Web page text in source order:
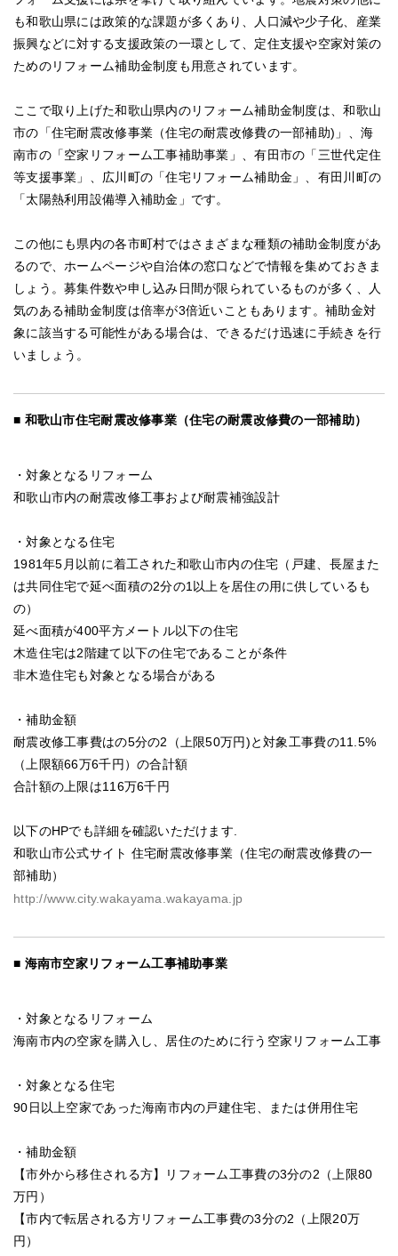
も和歌山県には政策的な課題が多くあり、人口減や少子化、産業
振興などに対する支援政策の一環として、定住支援や空家対策の
ためのリフォーム補助金制度も用意されています。
ここで取り上げた和歌山県内のリフォーム補助金制度は、和歌山
市の「住宅耐震改修事業（住宅の耐震改修費の一部補助)」、海
南市の「空家リフォーム工事補助事業」、有田市の「三世代定住
等支援事業」、広川町の「住宅リフォーム補助金」、有田川町の
「太陽熱利用設備導入補助金」です。
この他にも県内の各市町村ではさまざまな種類の補助金制度があ
るので、ホームページや自治体の窓口などで情報を集めておきま
しょう。募集件数や申し込み日間が限られているものが多く、人
気のある補助金制度は倍率が3倍近いこともあります。補助金対
象に該当する可能性がある場合は、できるだけ迅速に手続きを行
いましょう。
和歌山市住宅耐震改修事業（住宅の耐震改修費の一部補助）
・対象となるリフォーム
和歌山市内の耐震改修工事および耐震補強設計
・対象となる住宅
1981年5月以前に着工された和歌山市内の住宅（戸建、長屋また
は共同住宅で延べ面積の2分の1以上を居住の用に供しているも
の）
延べ面積が400平方メートル以下の住宅
木造住宅は2階建て以下の住宅であることが条件
非木造住宅も対象となる場合がある
・補助金額
耐震改修工事費はの5分の2（上限50万円)と対象工事費の11.5%
（上限額66万6千円）の合計額
合計額の上限は116万6千円
以下のHPでも詳細を確認いただけます.
和歌山市公式サイト 住宅耐震改修事業（住宅の耐震改修費の一
部補助）
http://www.city.wakayama.wakayama.jp
海南市空家リフォーム工事補助事業
・対象となるリフォーム
海南市内の空家を購入し、居住のために行う空家リフォーム工事
・対象となる住宅
90日以上空家であった海南市内の戸建住宅、または併用住宅
・補助金額
【市外から移住される方】リフォーム工事費の3分の2（上限80
万円）
【市内で転居される方リフォーム工事費の3分の2（上限20万
円）